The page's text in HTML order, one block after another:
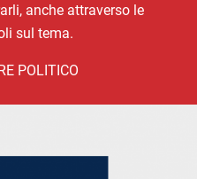
anche attraverso le
sul tema.
POLITICO